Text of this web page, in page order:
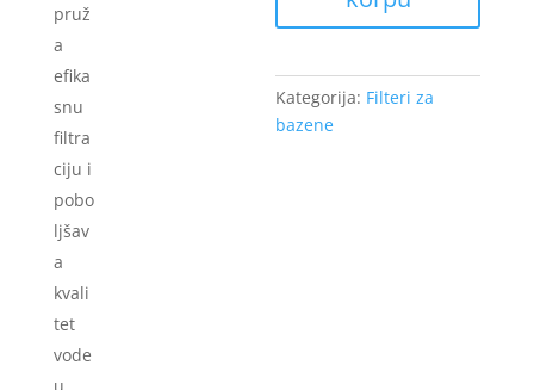
Kategorija: Filteri za
bazene